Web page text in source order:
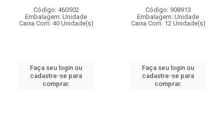
Código: 460502
Embalagem: Unidade
Caixa Com: 40 Unidade(s)
Faça seu login ou
cadastre-se para
comprar.
Código: 908913
Embalagem: Unidade
Caixa Com: 12 Unidade(s)
Faça seu login ou
cadastre-se para
comprar.